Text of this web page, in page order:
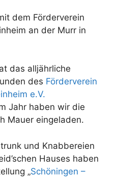
dem Förderverein
an der Murr in
das alljährliche
des Förderverein
e.V.
Jahr haben wir die
Mauer eingeladen.
und Knabbereien
Hauses haben
„Schöningen –